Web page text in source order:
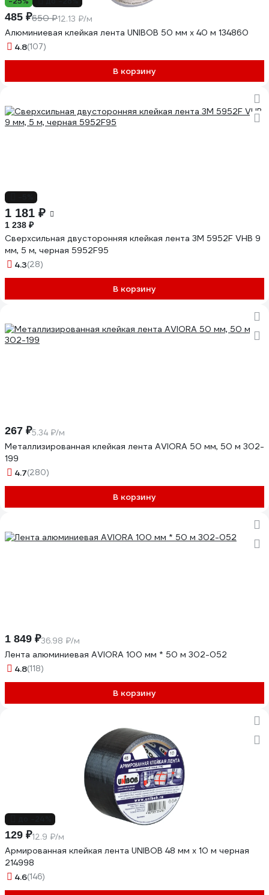
485 ₽650 ₽12.13 ₽/м
Алюминиевая клейкая лента UNIBOB 50 мм х 40 м 134860
4.8(107)
В корзину
1 181 ₽
1 238 ₽
Cверхсильная двусторонняя клейкая лента 3M 5952F VHB 9
мм, 5 м, черная 5952F95
4.3(28)
В корзину
267 ₽5.34 ₽/м
Металлизированная клейкая лента AVIORA 50 мм, 50 м 302-
199
4.7(280)
В корзину
1 849 ₽36.98 ₽/м
Лента алюминиевая AVIORA 100 мм * 50 м 302-052
4.8(118)
В корзину
129 ₽12.9 ₽/м
Армированная клейкая лента UNIBOB 48 мм х 10 м черная
214998
4.6(146)